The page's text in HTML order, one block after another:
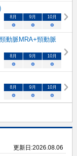
8月 9月 10月
○ ○ ○
動脈MRA+頸動脈
8月 9月 10月
○ ○ ○
8月 9月 10月
○ ○ ○
更新日:2026.08.06